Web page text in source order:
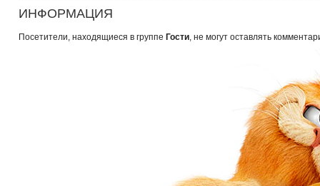
ИНФОРМАЦИЯ
Посетители, находящиеся в группе Гости, не могут оставлять